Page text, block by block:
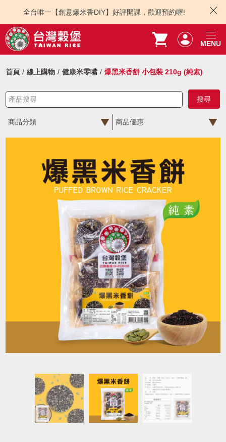
全台唯一【創意爆米香DIY】好評開課，歡迎預約喔!
MENU
首頁 線上購物 健康米零嘴 爆黑米香餅 小包裝 210g (純素)
商品分類 商品優惠